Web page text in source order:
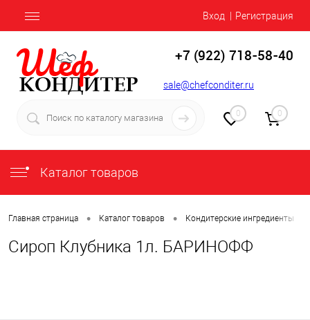
Вход Регистрация
+7 (922) 718-58-40
sale@chefconditer.ru
0 0
Каталог товаров
Главная страница • Каталог товаров • Кондитерские ингредиенты
Сироп Клубника 1л. БАРИНОФФ